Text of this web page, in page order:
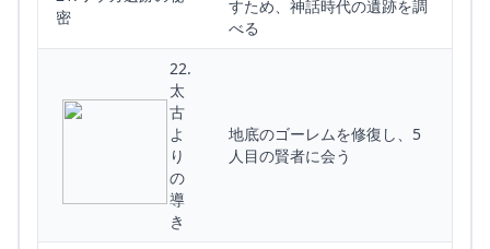
密
すため、神話時代の遺跡を調
べる
22.
太
古
よ
り
の
導
き
地底のゴーレムを修復し、5
人目の賢者に会う